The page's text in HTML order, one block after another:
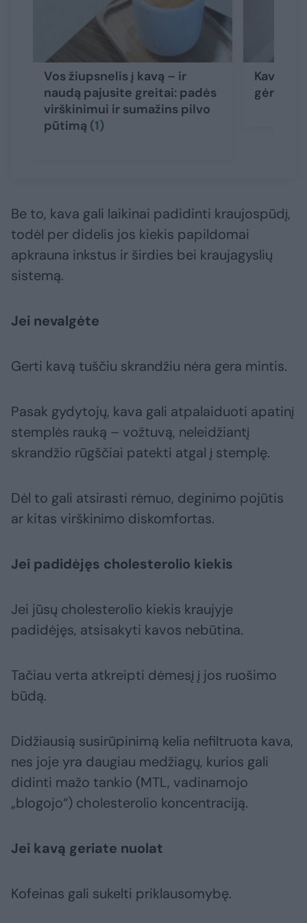
Vos žiupsnelis į kavą – ir
naudą pajusite greitai: padės
virškinimui ir sumažins pilvo
pūtimą (1)
Kava:
gėrimą,
Be to, kava gali laikinai padidinti kraujospūdį,
todėl per didelis jos kiekis papildomai
apkrauna inkstus ir širdies bei kraujagyslių
sistemą.
Jei nevalgėte
Gerti kavą tuščiu skrandžiu nėra gera mintis.
Pasak gydytojų, kava gali atpalaiduoti apatinį
stemplės rauką – vožtuvą, neleidžiantį
skrandžio rūgščiai patekti atgal į stemplę.
Dėl to gali atsirasti rėmuo, deginimo pojūtis
ar kitas virškinimo diskomfortas.
Jei padidėjęs cholesterolio kiekis
Jei jūsų cholesterolio kiekis kraujyje
padidėjęs, atsisakyti kavos nebūtina.
Tačiau verta atkreipti dėmesį į jos ruošimo
būdą.
Didžiausią susirūpinimą kelia nefiltruota kava,
nes joje yra daugiau medžiagų, kurios gali
didinti mažo tankio (MTL, vadinamojo
„blogojo“) cholesterolio koncentraciją.
Jei kavą geriate nuolat
Kofeinas gali sukelti priklausomybę.